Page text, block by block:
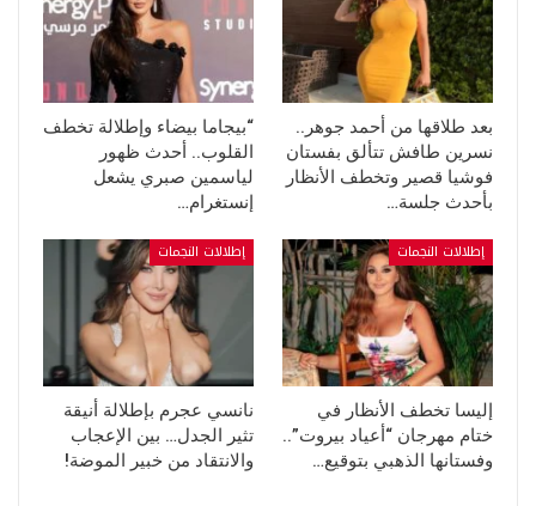
بعد طلاقها من أحمد جوهر..
نسرين طافش تتألق بفستان
فوشيا قصير وتخطف الأنظار
بأحدث جلسة…
“بيجاما بيضاء وإطلالة تخطف
القلوب.. أحدث ظهور
لياسمين صبري يشعل
إنستغرام…
إطلالات النجمات
إليسا تخطف الأنظار في
ختام مهرجان “أعياد بيروت”..
وفستانها الذهبي بتوقيع…
إطلالات النجمات
نانسي عجرم بإطلالة أنيقة
تثير الجدل… بين الإعجاب
والانتقاد من خبير الموضة!